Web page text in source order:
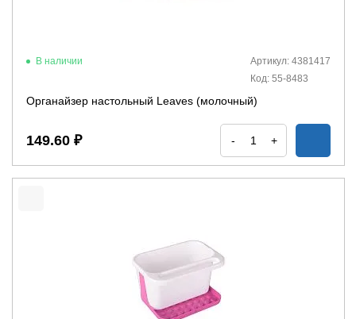
В наличии
Артикул: 4381417
Код: 55-8483
Органайзер настольный Leaves (молочный)
149.60 ₽ - +